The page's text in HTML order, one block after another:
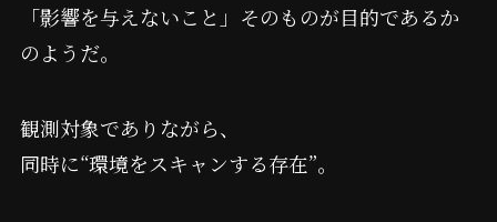
「影響を与えないこと」そのものが目的であるか
のようだ。
観測対象でありながら、
同時に“環境をスキャンする存在”。